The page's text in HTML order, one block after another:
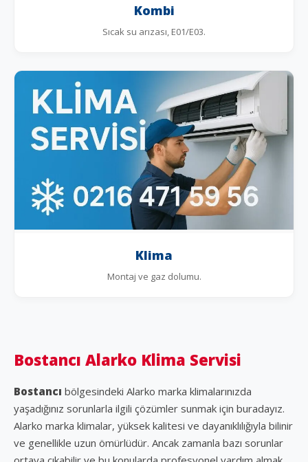
Kombi
Sıcak su arızası, E01/E03.
Klima
Montaj ve gaz dolumu.
Bostancı Alarko Klima Servisi
Bostancı bölgesindeki Alarko marka klimalarınızda
yaşadığınız sorunlarla ilgili çözümler sunmak için buradayız.
Alarko marka klimalar, yüksek kalitesi ve dayanıklılığıyla bilinir
ve genellikle uzun ömürlüdür. Ancak zamanla bazı sorunlar